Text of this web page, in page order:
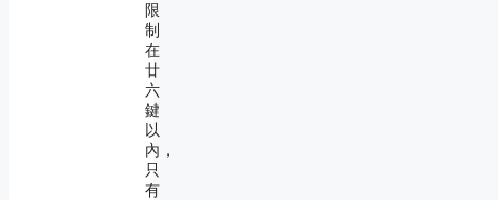
限
制
在
廿
六
鍵
以
內，
只
有